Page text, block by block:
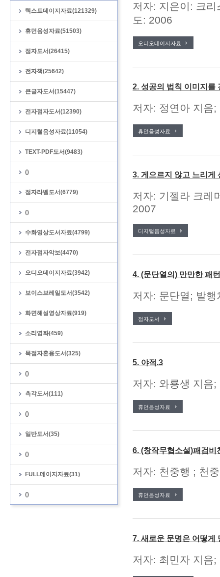
텍스트데이지자료(121329)
휴먼음성자료(51503)
점자도서(26415)
전자책(25642)
큰글자도서(15447)
전자점자도서(12390)
디지털음성자료(11054)
TEXT-PDF도서(9483)
()
점자라벨도서(6779)
()
수화영상도서자료(4799)
전자점자악보(4470)
오디오데이지자료(3942)
보이스브레일도서(3542)
화면해설영상자료(919)
소리영화(459)
묵점자혼용도서(325)
()
촉각도서(111)
()
일반도서(35)
()
FULL데이지자료(31)
()
저자: 지은이: 크
도: 2006
오디오데이지자료
2. 성공의 법칙 이미지를
저자: 정연아 지음
휴먼음성자료
3. 게으르지 않고 느리게
저자: 기젤라 크레
2007
디지털음성자료
4. (문단열의) 만만한 패
저자: 문단열; 발
점자도서
5. 야적.3
저자: 와룡생 지음
휴먼음성자료
6. (창작무협소설)패검비
저자: 천중행 ; 천
휴먼음성자료
7. 새로운 문명은 어떻게
저자: 최민자 지음